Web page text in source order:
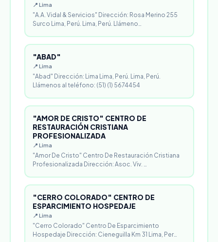
📍 Lima
"A.A. Vidal & Servicios" Dirección: Rosa Merino 255
Surco Lima, Perú. Lima, Perú. Llámeno…
"ABAD"
📍 Lima
"Abad" Dirección: Lima Lima, Perú. Lima, Perú.
Llámenos al teléfono: (51) (1) 5674454
"AMOR DE CRISTO" CENTRO DE
RESTAURACIÓN CRISTIANA
PROFESIONALIZADA
📍 Lima
"Amor De Cristo" Centro De Restauración Cristiana
Profesionalizada Dirección: Asoc. Viv. …
"CERRO COLORADO" CENTRO DE
ESPARCIMIENTO HOSPEDAJE
📍 Lima
"Cerro Colorado" Centro De Esparcimiento
Hospedaje Dirección: Cieneguilla Km 31 Lima, Per…